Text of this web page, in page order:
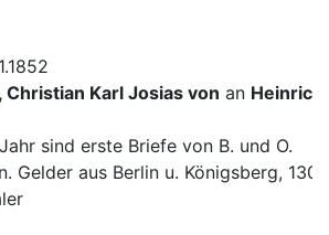
Christian Karl Josias von an Heinrich
sind erste Briefe von B. und O.
Gelder aus Berlin u. Königsberg, 1300